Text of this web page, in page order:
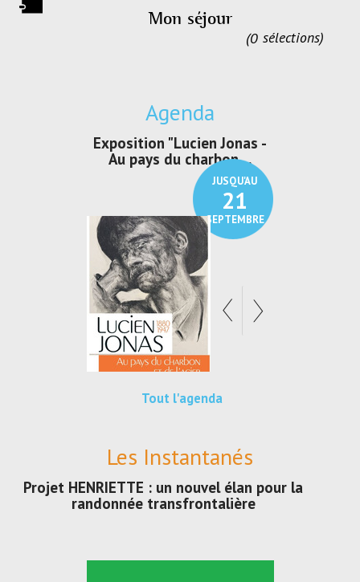
Mon séjour
sélections
0
Agenda
JUSQU'AU
21
SEPTEMBRE
Exposition "Lucien Jonas -
Au pays du charbon ...
Tout l'agenda
Les Instantanés
Projet HENRIETTE : un nouvel élan pour la
randonnée transfrontalière